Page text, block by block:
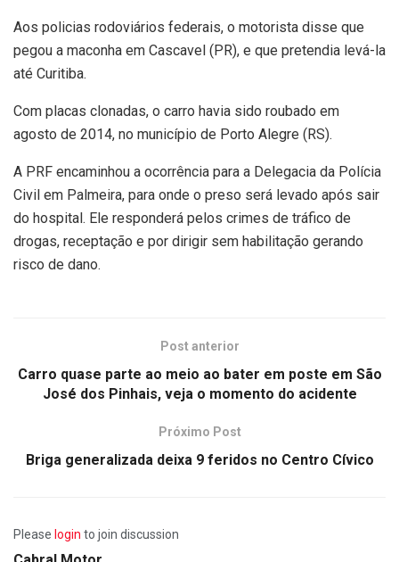
Aos policias rodoviários federais, o motorista disse que
pegou a maconha em Cascavel (PR), e que pretendia levá-la
até Curitiba.
Com placas clonadas, o carro havia sido roubado em
agosto de 2014, no município de Porto Alegre (RS).
A PRF encaminhou a ocorrência para a Delegacia da Polícia
Civil em Palmeira, para onde o preso será levado após sair
do hospital. Ele responderá pelos crimes de tráfico de
drogas, receptação e por dirigir sem habilitação gerando
risco de dano.
Post anterior
Carro quase parte ao meio ao bater em poste em São
José dos Pinhais, veja o momento do acidente
Próximo Post
Briga generalizada deixa 9 feridos no Centro Cívico
Please login to join discussion